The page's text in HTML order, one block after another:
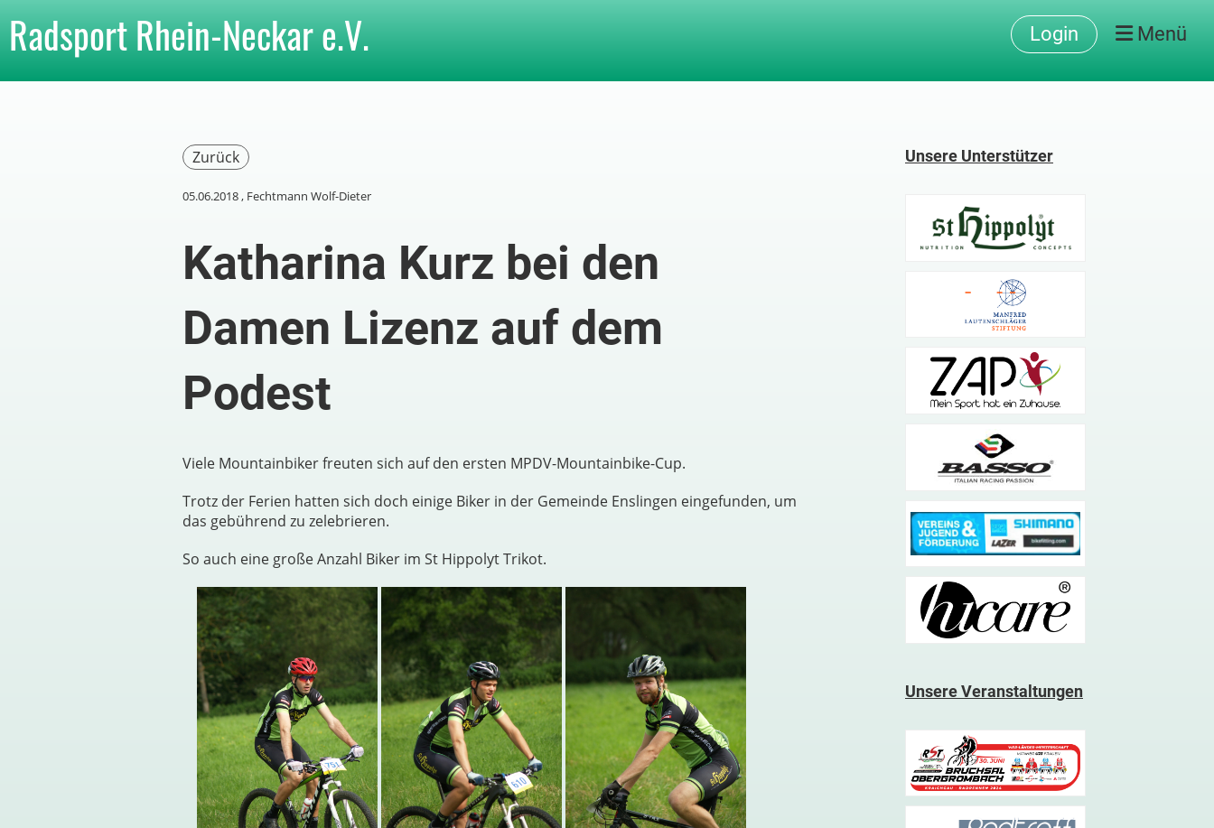
Radsport Rhein-Neckar e.V. Login Menü
Zurück
05.06.2018, Fechtmann Wolf-Dieter
Katharina Kurz bei den
Damen Lizenz auf dem
Podest
Viele Mountainbiker freuten sich auf den ersten MPDV-Mountainbike-Cup.
Trotz der Ferien hatten sich doch einige Biker in der Gemeinde Enslingen eingefunden, um
das gebührend zu zelebrieren.
So auch eine große Anzahl Biker im St Hippolyt Trikot.
Unsere Unterstützer
Unsere Veranstaltungen